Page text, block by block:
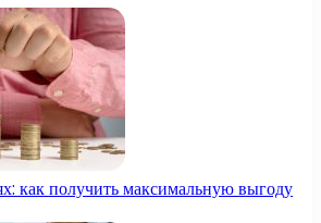
как получить максимальную выгоду